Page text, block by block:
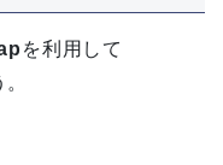
を利用して